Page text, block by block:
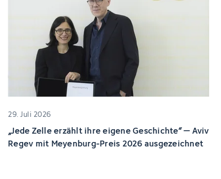
29. Juli 2026
„Jede Zelle erzählt ihre eigene Geschichte“ – Aviv
Regev mit Meyenburg-Preis 2026 ausgezeichnet